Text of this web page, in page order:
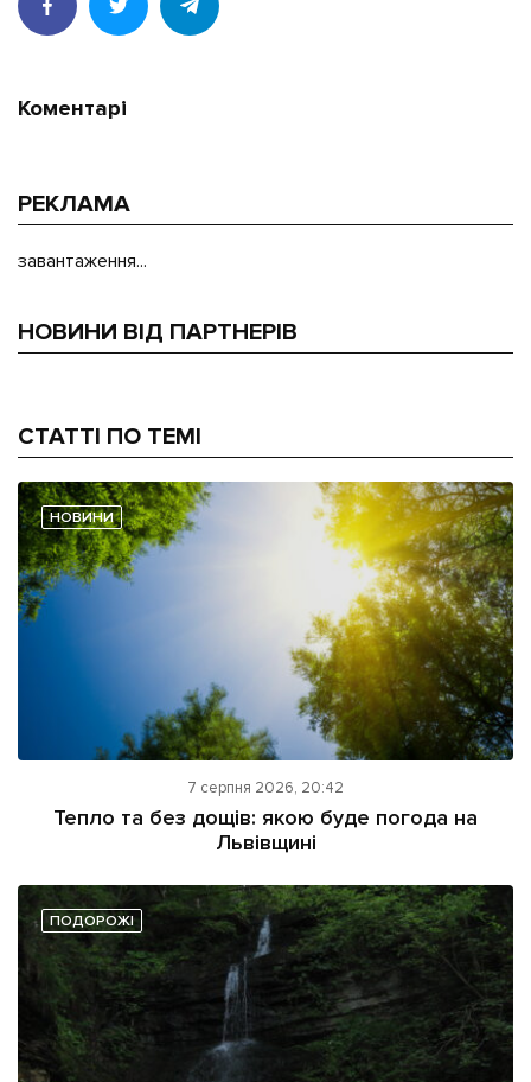
Коментарі
РЕКЛАМА
завантаження...
НОВИНИ ВІД ПАРТНЕРІВ
СТАТТІ ПО ТЕМІ
НОВИНИ
7 серпня 2026, 20:42
Тепло та без дощів: якою буде погода на
Львівщині
ПОДОРОЖІ